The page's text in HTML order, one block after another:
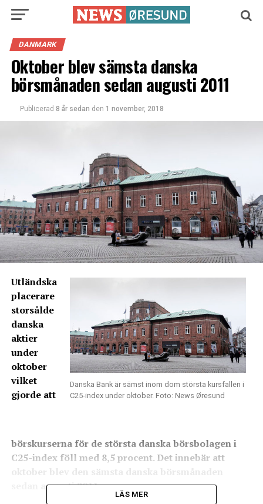
DANMARK
Oktober blev sämsta danska
börsmånaden sedan augusti 2011
Publicerad 8 år sedan den 1 november, 2018
Danska Bank är sämst inom dom största kursfallen i
C25-index under oktober. Foto: News Øresund
Utländska
placerare
storsålde
danska
aktier
under
oktober
vilket
gjorde att
börskurserna för de största danska börsbolagen i
C25-index föll med 8,5 procent. Det innebär att
oktober blev den sämsta danska börsmånaden
sedan augusti 2011.
LÄS MER